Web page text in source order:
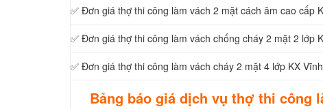
✅ Đơn giá thợ thi công làm vách 2 mặt cách âm cao cấp
✅ Đơn giá thợ thi công làm vách chống cháy 2 mặt 2 lớp
✅ Đơn giá thợ thi công làm vách cháy 2 mặt 4 lớp KX
Bảng báo giá dịch vụ thợ thi công